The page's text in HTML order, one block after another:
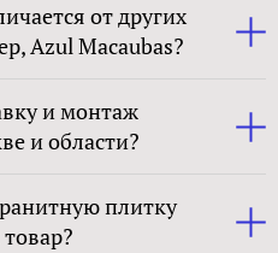
от других
Azul Macaubas?
и монтаж
и области?
плитку